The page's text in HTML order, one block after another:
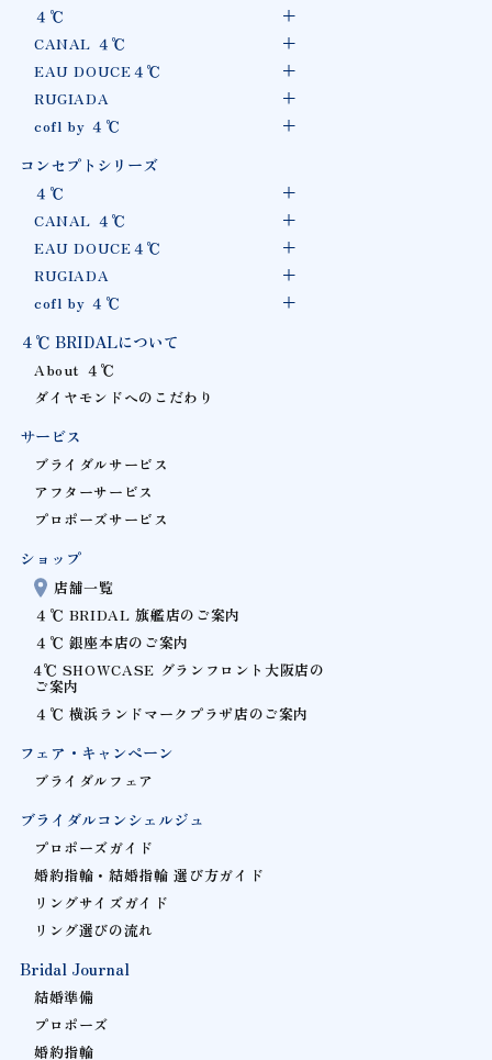
４℃
CANAL ４℃
EAU DOUCE４℃
RUGIADA
cofl by ４℃
コンセプトシリーズ
４℃
CANAL ４℃
EAU DOUCE４℃
RUGIADA
cofl by ４℃
４℃ BRIDALについて
About ４℃
ダイヤモンドへのこだわり
サービス
ブライダルサービス
アフターサービス
プロポーズサービス
ショップ
店舗一覧
４℃ BRIDAL 旗艦店のご案内
４℃ 銀座本店のご案内
4℃ SHOWCASE グランフロント大阪店の
ご案内
４℃ 横浜ランドマークプラザ店のご案内
フェア・キャンペーン
ブライダルフェア
ブライダルコンシェルジュ
プロポーズガイド
婚約指輪・結婚指輪 選び方ガイド
リングサイズガイド
リング選びの流れ
Bridal Journal
結婚準備
プロポーズ
婚約指輪